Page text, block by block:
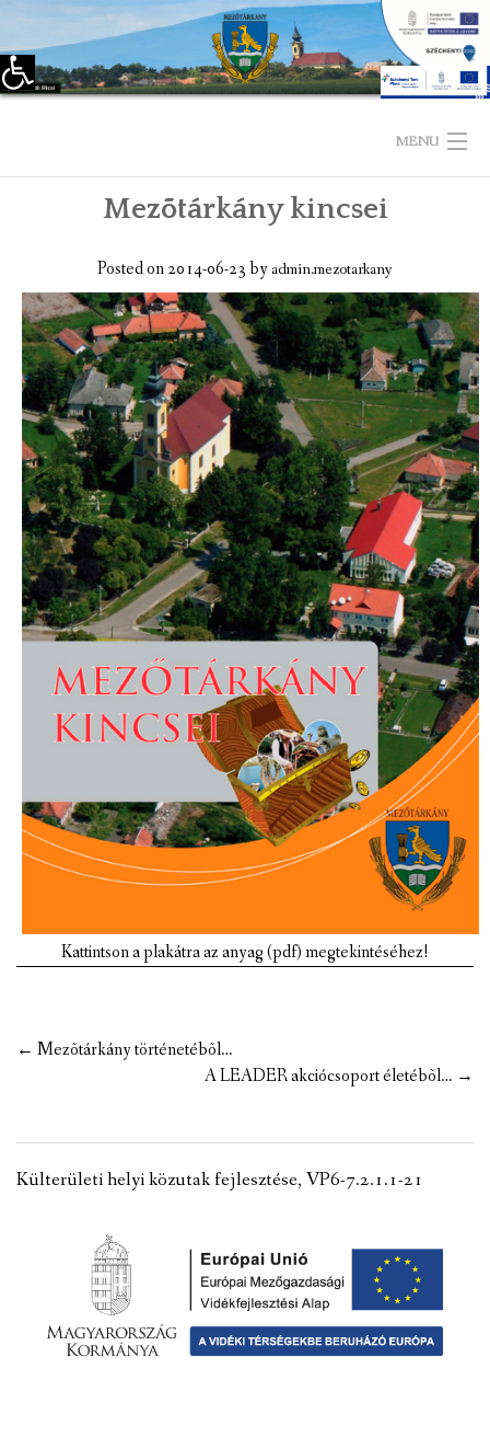
Eszköztár megnyitása
MENU
KEZDŐLAP
TELEPÜLÉSÜNKRŐL
LÁTNIVALÓK
KAPCSOLAT
ÖNKORMÁNYZAT
KÉPVISELŐ-TESTÜLET
VÁLASZTÁSI INFORMÁCIÓK
NEMZETISÉGI ÖNKORMÁNYZAT
TÁRSULÁS
PÁLYÁZATOK
HIRDETMÉNYEK
ÓVODA ÉS MINI BÖLCSŐDE
Mezõtárkány kincsei
Posted on2014-06-23byadmin.mezotarkany
Kattintson a plakátra az anyag (pdf) megtekintéséhez!
Post
← Mezõtárkány történetébõl…
A LEADER akciócsoport életébõl… →
Külterületi helyi közutak fejlesztése, VP6-7.2.1.1-21